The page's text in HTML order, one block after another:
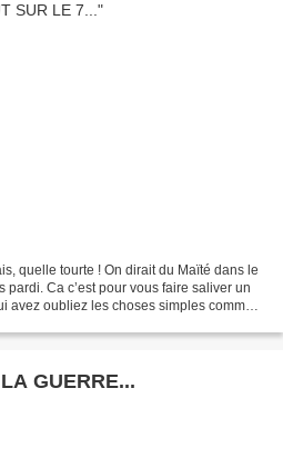
quelle tourte ! On dirait du Maïté dans le
pardi. Ca c’est pour vous faire saliver un
avez oubliez les choses simples comme
GUERRE...